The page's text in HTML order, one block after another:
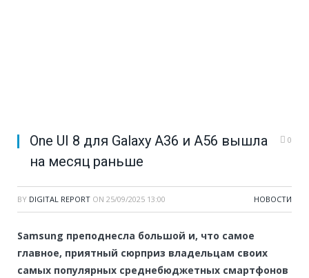
One UI 8 для Galaxy A36 и A56 вышла
на месяц раньше
0
BY DIGITAL REPORT ON 25/09/2025 13:00 НОВОСТИ
Samsung преподнесла большой и, что самое
главное, приятный сюрприз владельцам своих
самых популярных среднебюджетных смартфонов